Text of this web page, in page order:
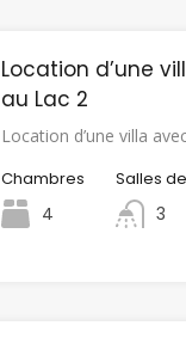
Location d’une
au Lac 2
Location d’une villa
Chambres
4
Salles
3